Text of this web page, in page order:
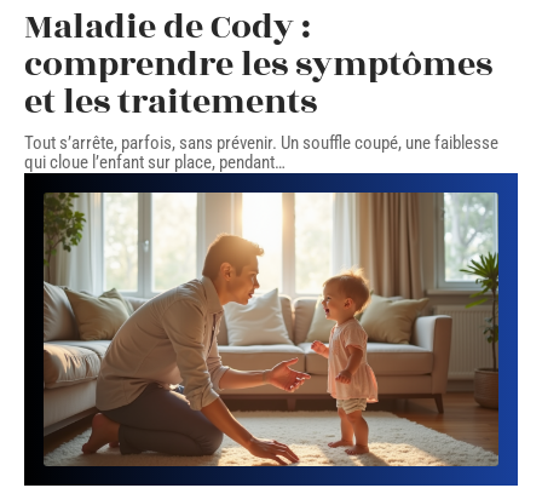
Maladie de Cody :
comprendre les symptômes
et les traitements
Tout s’arrête, parfois, sans prévenir. Un souffle coupé, une faiblesse
qui cloue l’enfant sur place, pendant…